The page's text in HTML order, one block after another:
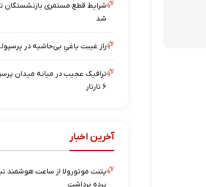
شرایط قطع مستمری بازنشستگان
شد
راز غیبت یاغیِ بی‌حاشیه در
ترافیک عجیب در میانه میدان
۶ تارتار
آخرین اخبار
پتنت موتورولا از ساعت هوشمند
پرده برداشت